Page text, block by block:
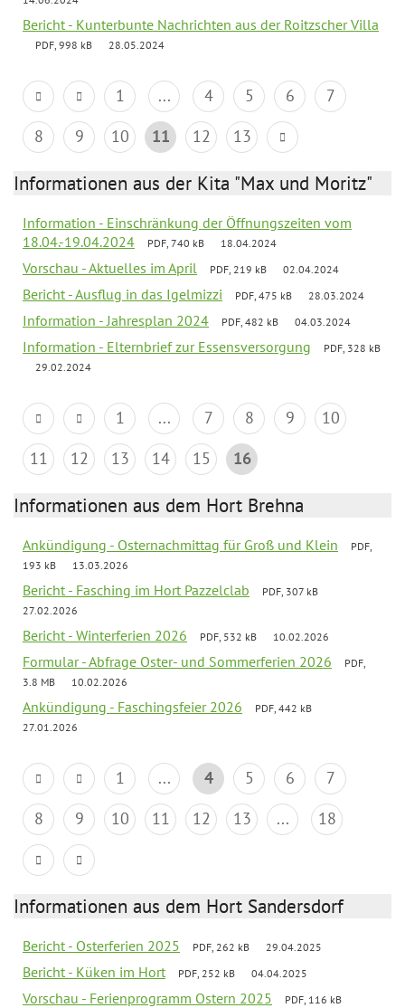
Bericht - Kunterbunte Nachrichten aus der Roitzscher Villa
PDF, 998 kB 28.05.2024
1 ... 4 5 6
7
8
9 10 11 12 13
Informationen aus der Kita "Max und Moritz"
Information - Einschränkung der Öffnungszeiten vom
18.04.-19.04.2024
PDF, 740 kB 18.04.2024
Vorschau - Aktuelles im April PDF, 219 kB 02.04.2024
Bericht - Ausflug in das Igelmizzi PDF, 475 kB 28.03.2024
Information - Jahresplan 2024 PDF, 482 kB 04.03.2024
Information - Elternbrief zur Essensversorgung
PDF, 328 kB
29.02.2024
1 ... 7 8 9
10
11
12 13 14 15 16
Informationen aus dem Hort Brehna
Ankündigung - Osternachmittag für Groß und Klein
PDF,
193 kB
13.03.2026
Bericht - Fasching im Hort Pazzelclab
PDF, 307 kB
27.02.2026
Bericht - Winterferien 2026 PDF, 532 kB 10.02.2026
Formular - Abfrage Oster- und Sommerferien 2026
PDF,
3.8 MB
10.02.2026
Ankündigung - Faschingsfeier 2026
PDF, 442 kB
27.01.2026
1 ... 4 5 6
7
8
9 10 11 12 13 ... 18
Informationen aus dem Hort Sandersdorf
Bericht - Osterferien 2025 PDF, 262 kB 29.04.2025
Bericht - Küken im Hort PDF, 252 kB 04.04.2025
Vorschau - Ferienprogramm Ostern 2025
PDF, 116 kB